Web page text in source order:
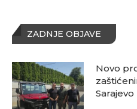
ZADNJE OBJAVE
Novo
Sarajevo